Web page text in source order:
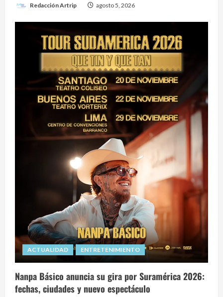
Redacción Artrip agosto 5, 2026
ACTUALIDAD ENTRETENIMIENTO
Nanpa Básico anuncia su gira por Suramérica 2026:
fechas, ciudades y nuevo espectáculo